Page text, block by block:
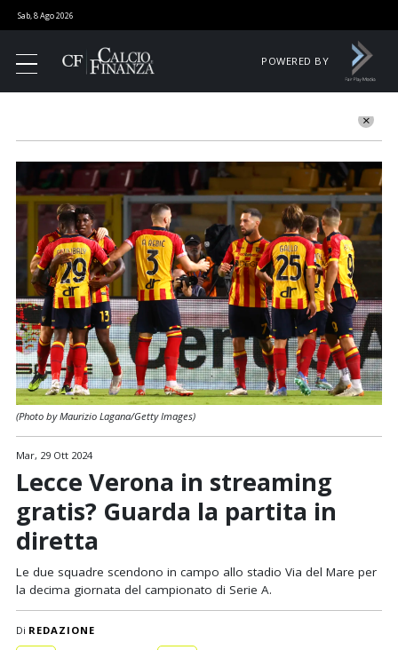
Sab, 8 Ago 2026
POWERED BY
Mar, 29 Ott 2024
Lecce Verona in streaming
gratis? Guarda la partita in
diretta
Le due squadre scendono in campo allo stadio Via del Mare per
la decima giornata del campionato di Serie A.
Di REDAZIONE
(Photo by Maurizio Lagana/Getty Images)